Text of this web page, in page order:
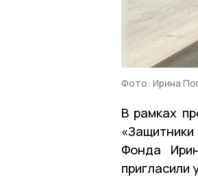
Фото: Ирина
В рамках
Фонда
пригласили